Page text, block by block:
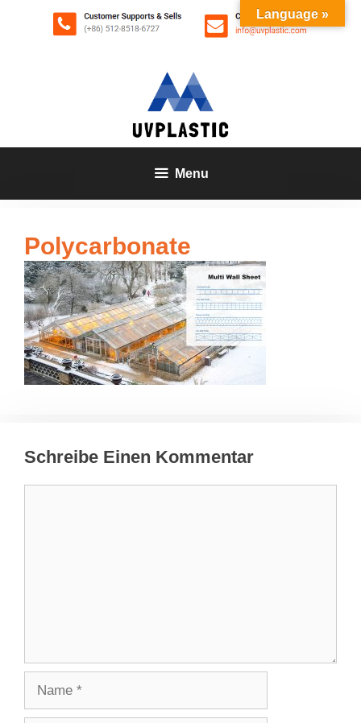
Menu
Polycarbonate
Schreibe Einen Kommentar
Language »